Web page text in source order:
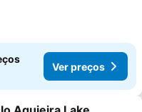
Ver preços